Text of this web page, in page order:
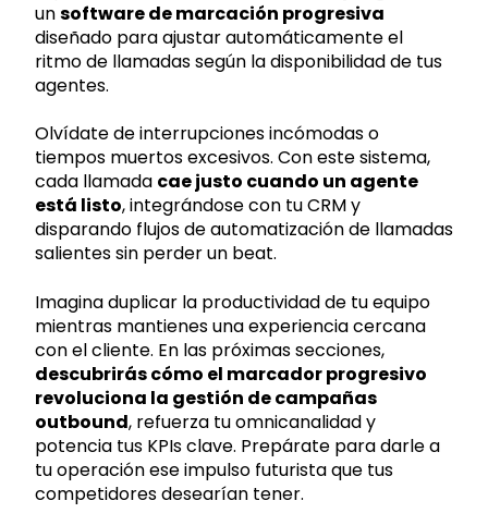
unsoftware de marcación progresiva
diseñado para ajustar automáticamente el
ritmo de llamadas según la disponibilidad de tus
agentes.
Olvídate de interrupciones incómodas o
tiempos muertos excesivos. Con este sistema,
cada llamada cae justo cuando un agente
está listo, integrándose con tu CRM y
disparando flujos de automatización de llamadas
salientes sin perder un beat.
Imagina duplicar la productividad de tu equipo
mientras mantienes una experiencia cercana
con el cliente. En las próximas secciones,
descubrirás cómo el marcador progresivo
revoluciona la gestión de campañas
outbound, refuerza tu omnicanalidad y
potencia tus KPIs clave. Prepárate para darle a
tu operación ese impulso futurista que tus
competidores desearían tener.